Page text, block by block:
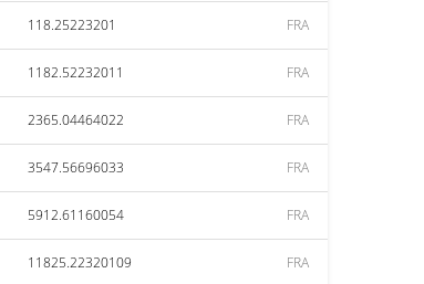
118.25223201 FRA
1182.52232011 FRA
2365.04464022 FRA
3547.56696033 FRA
5912.61160054 FRA
11825.22320109 FRA